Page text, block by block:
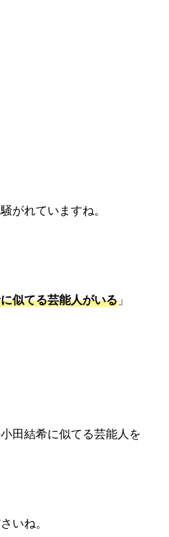
がれていますね。
似てる芸能人がいる 」
田結希に似てる芸能人を
いね。